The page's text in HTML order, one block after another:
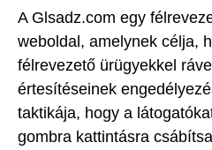
A Glsadz.com egy
weboldal, amelynek célja,
félrevezető ürügyekkel
értesítéseinek
taktikája, hogy a
gombra kattintásra